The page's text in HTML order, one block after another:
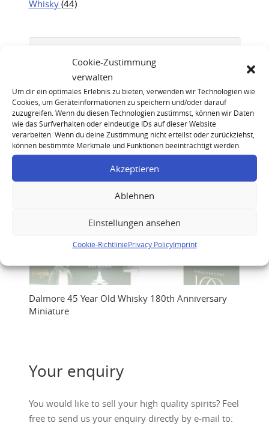
Cookie-Zustimmung
verwalten
Um dir ein optimales Erlebnis zu bieten, verwenden wir Technologien wie
Cookies, um Geräteinformationen zu speichern und/oder darauf
zuzugreifen. Wenn du diesen Technologien zustimmst, können wir Daten
wie das Surfverhalten oder eindeutige IDs auf dieser Website
verarbeiten. Wenn du deine Zustimmung nicht erteilst oder zurückziehst,
können bestimmte Merkmale und Funktionen beeinträchtigt werden.
Akzeptieren
Ablehnen
Einstellungen ansehen
Cookie-RichtliniePrivacy PolicyImprint
Whisky (44)
Dalmore 45 Year Old Whisky 180th Anniversary
Miniature
Your enquiry
You would like to sell your high quality spirits? Feel
free to send us your enquiry directly by e-mail to: